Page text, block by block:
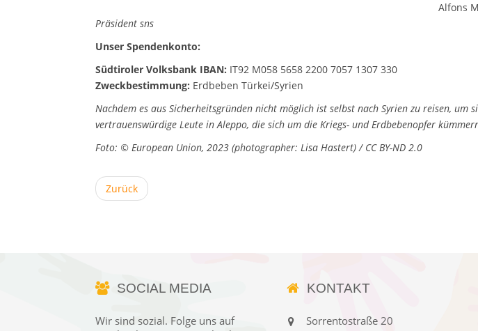
Alfons
Präsident sns
Unser Spendenkonto:
Südtiroler Volksbank IBAN: IT92 M058 5658 2200 7057 1307 330
Zweckbestimmung: Erdbeben Türkei/Syrien
Nachdem es aus Sicherheitsgründen nicht möglich ist selbst nach Syrien zu reisen,
vertrauenswürdige Leute in Aleppo, die sich um die Kriegs- und Erdbebenopfer
Foto: © European Union, 2023 (photographer: Lisa Hastert) / CC BY-ND 2.0
Zurück
SOCIAL MEDIA
Wir sind sozial. Folge uns auf
KONTAKT
Sorrentostraße 20